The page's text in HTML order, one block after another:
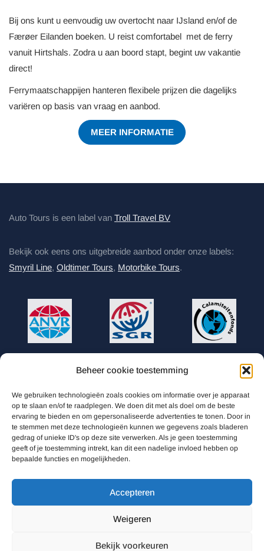
Beheer cookie toestemming
We gebruiken technologieën zoals cookies om informatie over je apparaat
op te slaan en/of te raadplegen. We doen dit met als doel om de beste
ervaring te bieden en om gepersonaliseerde advertenties te tonen. Door in
te stemmen met deze technologieën kunnen we gegevens zoals bladeren
gedrag of unieke ID's op deze site verwerken. Als je geen toestemming
geeft of je toestemming intrekt, kan dit een nadelige invloed hebben op
bepaalde functies en mogelijkheden.
Accepteren
Weigeren
Bekijk voorkeuren
Bij ons kunt u eenvoudig uw overtocht naar IJsland en/of de
Færøer Eilanden boeken. U reist comfortabel met de ferry
vanuit Hirtshals. Zodra u aan boord stapt, begint uw vakantie
direct!
Ferrymaatschappijen hanteren flexibele prijzen die dagelijks
variëren op basis van vraag en aanbod.
MEER INFORMATIE
Auto Tours is een label van Troll Travel BV
Bekijk ook eens ons uitgebreide aanbod onder onze labels:
Smyril Line, Oldtimer Tours, Motorbike Tours.
AUTO TOURS
Willem Alexanderhof 1A
0031 78 619 85 25
info@auto-tours.nl
Vereniging van Reisorganisatoren), SCR (Stichting Calamiteitenfonds
Reisgelden.